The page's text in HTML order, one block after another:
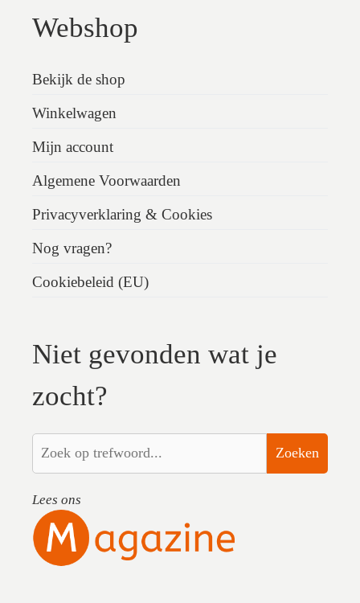
Webshop
Bekijk de shop
Winkelwagen
Mijn account
Algemene Voorwaarden
Privacyverklaring & Cookies
Nog vragen?
Cookiebeleid (EU)
Niet gevonden wat je
zocht?
Zoeken
Lees ons